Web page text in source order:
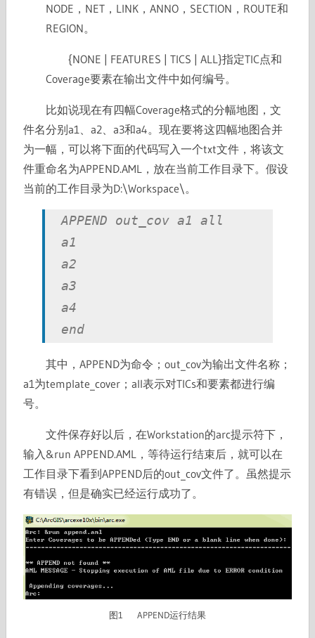
NODE，NET，LINK，ANNO，SECTION，ROUTE和
REGION。
{NONE | FEATURES | TICS | ALL}指定TIC点和
Coverage要素在输出文件中如何编号。
比如说现在有四幅Coverage格式的分幅地图，文
件名分别a1、a2、a3和a4。现在要将这四幅地图合并
为一幅，可以将下面的代码写入一个txt文件，将该文
件重命名为APPEND.AML，放在当前工作目录下。假设
当前的工作目录为D:\Workspace\。
APPEND out_cov a1 all
a1
a2
a3
a4
end
其中，APPEND为命令；out_cov为输出文件名称；
a1为template_cover；all表示对TICs和要素都进行编
号。
文件保存好以后，在Workstation的arc提示符下，
输入&run APPEND.AML，等待运行结束后，就可以在
工作目录下看到APPEND后的out_cov文件了。虽然提示
有错误，但是确实已经运行成功了。
图1 APPEND运行结果